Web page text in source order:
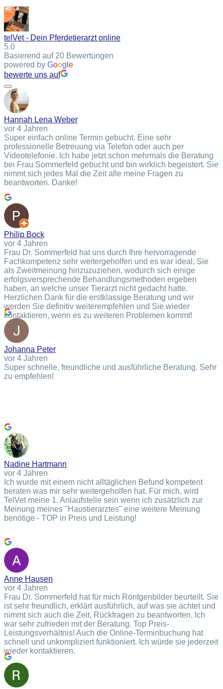
telVet - Dein Pferdetierarzt online
5.0
Basierend auf 20 Bewertungen
powered by Goog e
bewerte uns auf
Hannah Lena Weber
vor 4 Jahren
Super einfach online Termin gebucht. Eine sehr
professionelle Betreuung via Telefon oder auch per
Videotelefonie. Ich habe jetzt schon mehrmals die Beratung
bei Frau Sommerfeld gebucht und bin wirklich begeistert. Sie
nimmt sich jedes Mal die Zeit alle meine Fragen zu
beantworten. Danke!
Philip Bock
vor 4 Jahren
Frau Dr. Sommerfeld hat uns durch Ihre hervorragende
Fachkompetenz sehr weitergeholfen und es war ideal, Sie
als Zweitmeinung hinzuzuziehen, wodurch sich einige
erfolgsversprechende Behandlungsmethoden ergeben
haben, an welche unser Tierarzt nicht gedacht hatte.
Herzlichen Dank für die erstklassige Beratung und wir
werden Sie definitiv weiterempfehlen und Sie wieder
kontaktieren, wenn es zu weiteren Problemen kommt!
Johanna Peter
vor 4 Jahren
Super schnelle, freundliche und ausführliche Beratung. Sehr
zu empfehlen!
Nadine Hartmann
vor 4 Jahren
Ich wurde mit einem nicht alltäglichen Befund kompetent
beraten was mir sehr weitergeholfen hat. Für mich, wird
TelVet meine 1. Anlaufstelle sein wenn ich zusätzlich zur
Meinung meines "Haustierarztes" eine weitere Meinung
benötige - TOP in Preis und Leistung!
Anne Hausen
vor 4 Jahren
Frau Dr. Sommerfeld hat für mich Röntgenbilder beurteilt. Sie
ist sehr freundlich, erklärt ausführlich, auf was sie achtet und
nimmt sich auch die Zeit, Rückfragen zu beantworten. Ich
war sehr zufrieden mit der Beratung. Top Preis-
Leistungsverhältnis! Auch die Online-Terminbuchung hat
schnell und unkompliziert funktioniert. Ich würde sie jederzeit
wieder kontaktieren.